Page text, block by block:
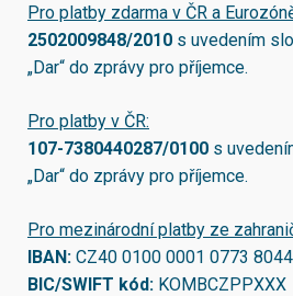
Pro platby zdarma v ČR a
2502009848/2010 s uvedením
„Dar“ do zprávy pro příjemce.
Pro platby v ČR:
107-7380440287/0100 s
„Dar“ do zprávy pro příjemce.
Pro mezinárodní platby ze
IBAN: CZ40 0100 0001 0773
BIC/SWIFT kód: KOMBCZPPXXX